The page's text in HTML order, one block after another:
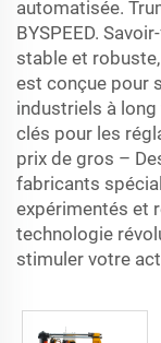
automatisée.
BYSPEED.
stable et
est conçue pour
industriels à
clés pour les
prix de gros –
fabricants
expérimentés et
technologie
stimuler votre